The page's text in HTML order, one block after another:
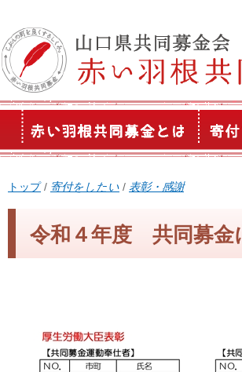
現
在
トップ/ 寄付をしたい / 表彰・感謝
令和４年度 共同募金